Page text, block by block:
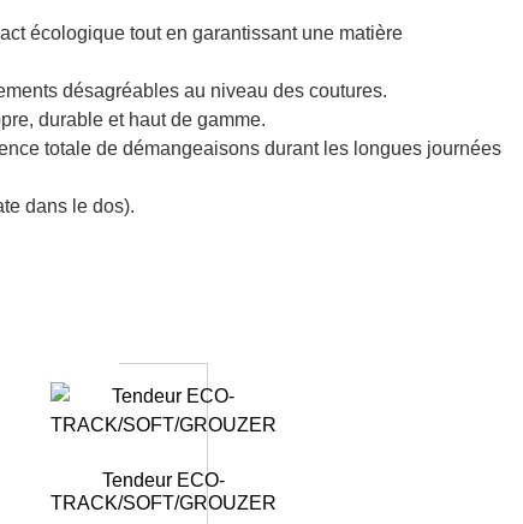
écologique tout en garantissant une matière
désagréables au niveau des coutures.
durable et haut de gamme.
totale de démangeaisons durant les longues journées
dans le dos).
Tendeur ECO-
TRACK/SOFT/GROUZER